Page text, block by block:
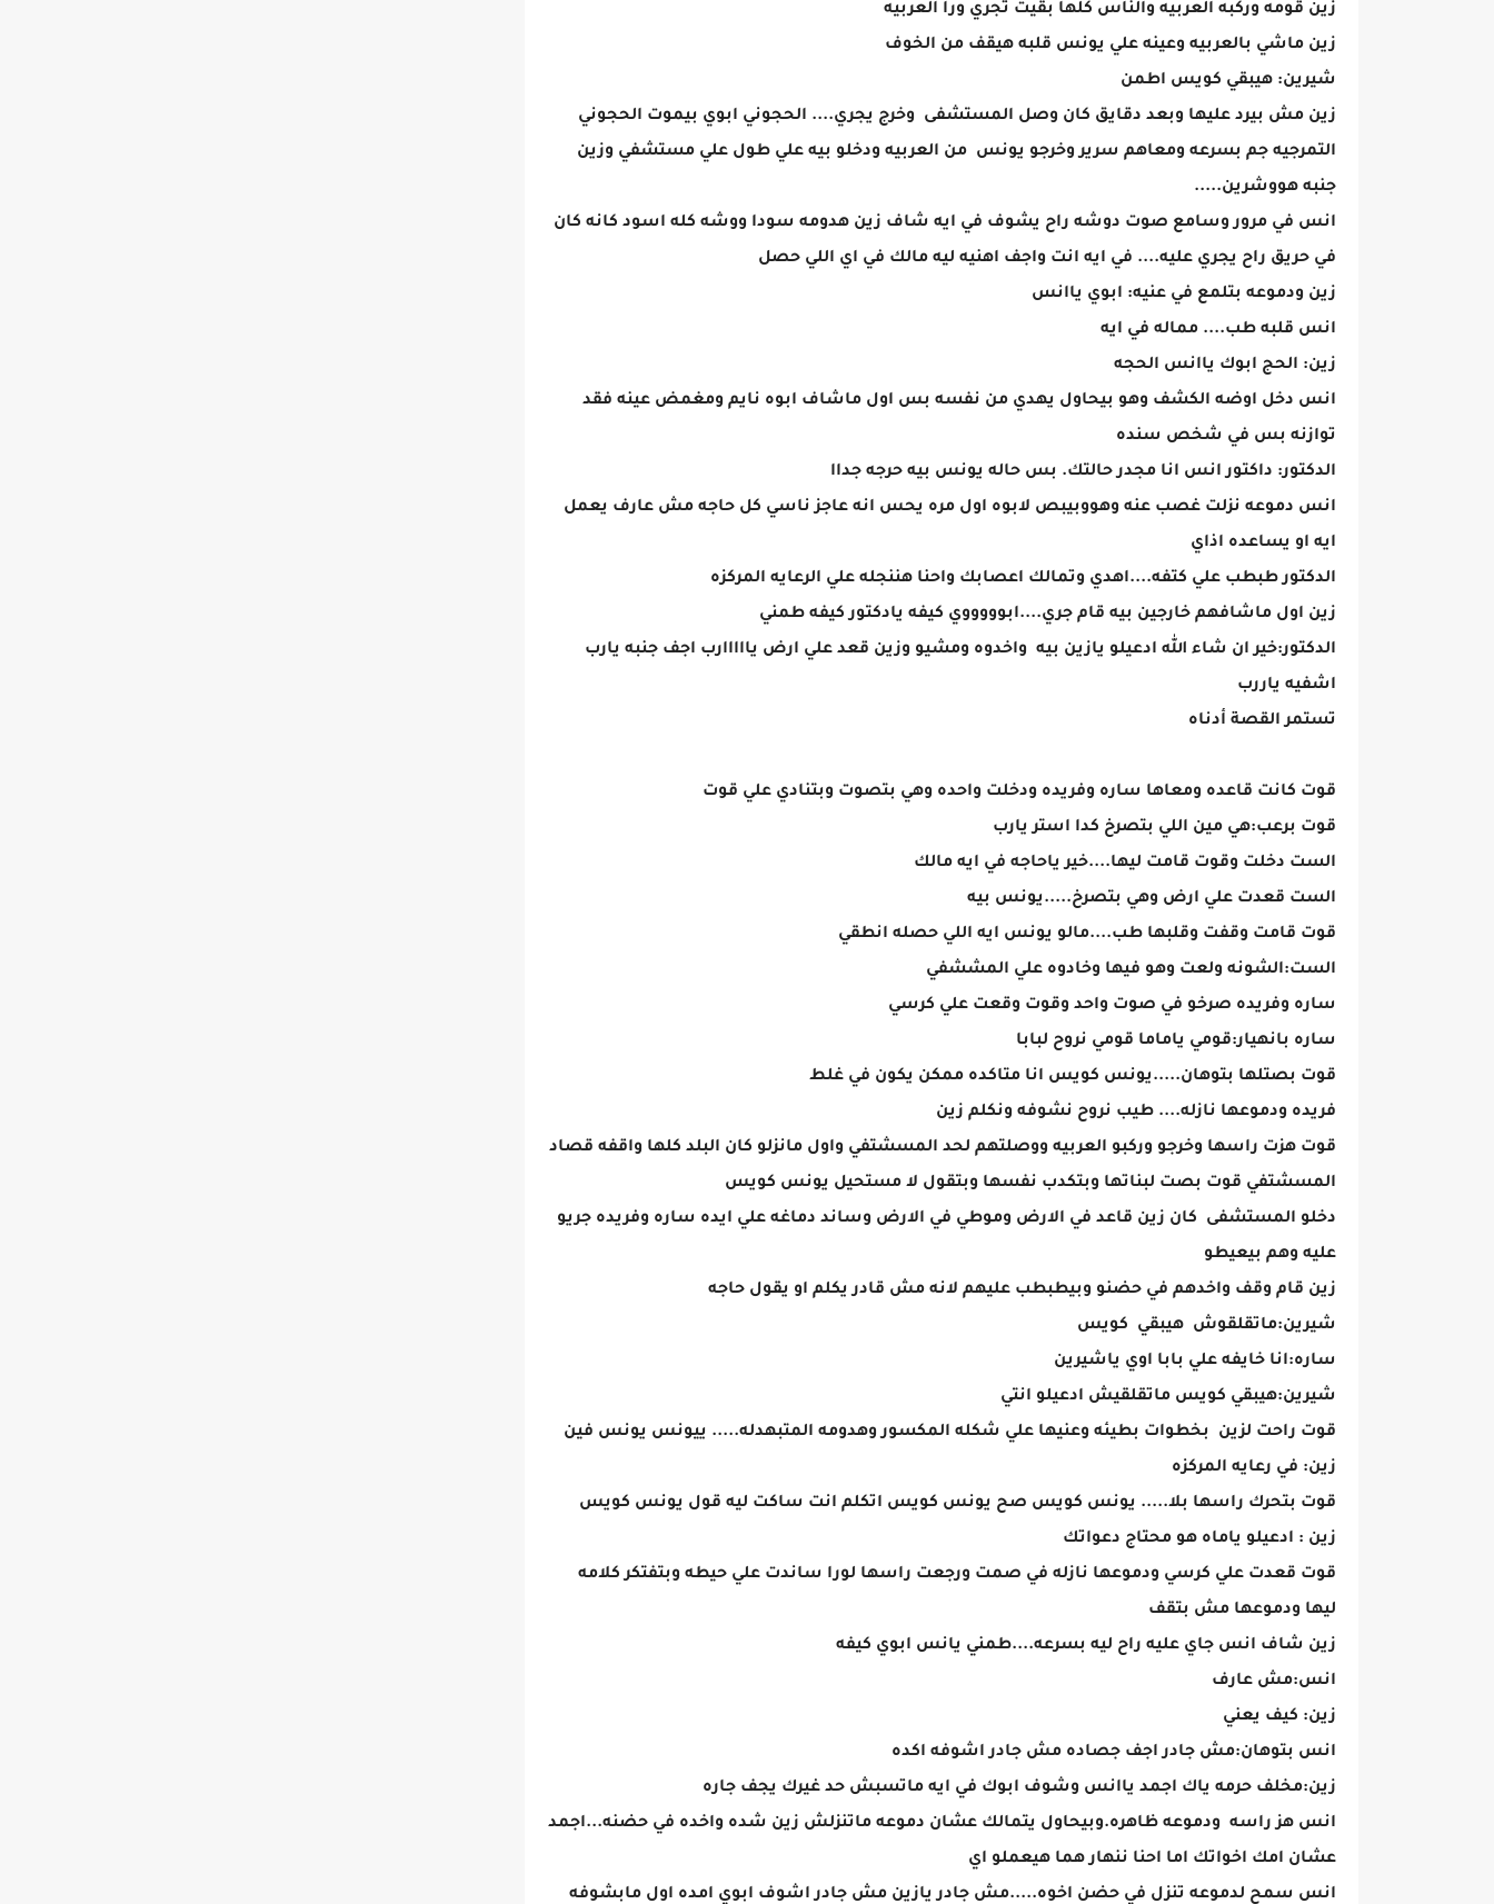
زين قومه وركبه العربيه والناس كلها بقيت تجري ورا العربيه
زين ماشي بالعربيه وعينه علي يونس قلبه هيقف من الخوف
شيرين: هيبقي كويس اطمن
زين مش بيرد عليها وبعد دقايق كان وصل المستشفى وخرج يجري.... الحجوني ابوي بيموت الحجوني
التمرجيه جم بسرعه ومعاهم سرير وخرجو يونس من العربيه ودخلو بيه علي طول علي مستشفي وزين
جنبه هووشرين.....
انس في مرور وسامع صوت دوشه راح يشوف في ايه شاف زين هدومه سودا ووشه كله اسود كانه كان
في حريق راح يجري عليه.... في ايه انت واجف اهنيه ليه مالك في اي اللي حصل
زين ودموعه بتلمع في عنيه: ابوي ياانس
انس قلبه طب.... مماله في ايه
زين: الحج ابوك ياانس الحجه
انس دخل اوضه الكشف وهو بيحاول يهدي من نفسه بس اول ماشاف ابوه نايم ومغمض عينه فقد
توازنه بس في شخص سنده
الدكتور: داكتور انس انا مجدر حالتك. بس حاله يونس بيه حرجه جداا
انس دموعه نزلت غصب عنه وهووبيبص لابوه اول مره يحس انه عاجز ناسي كل حاجه مش عارف يعمل
ايه او يساعده اذاي
الدكتور طبطب علي كتفه....اهدي وتمالك اعصابك واحنا هننجله علي الرعايه المركزه
زين اول ماشافهم خارجين بيه قام جري....ابوووووي كيفه يادكتور كيفه طمني
الدكتور:خير ان شاء الله ادعيلو يازين بيه واخدوه ومشيو وزين قعد علي ارض يااااارب اجف جنبه يارب
اشفيه ياررب
تستمر القصة أدناه
قوت كانت قاعده ومعاها ساره وفريده ودخلت واحده وهي بتصوت وبتنادي علي قوت
قوت برعب:هي مين اللي بتصرخ كدا استر يارب
الست دخلت وقوت قامت ليها....خير ياحاجه في ايه مالك
الست قعدت علي ارض وهي بتصرخ.....يونس بيه
قوت قامت وقفت وقلبها طب....مالو يونس ايه اللي حصله انطقي
الست:الشونه ولعت وهو فيها وخادوه علي المششفي
ساره وفريده صرخو في صوت واحد وقوت وقعت علي كرسي
ساره بانهيار:قومي ياماما قومي نروح لبابا
قوت بصتلها بتوهان.....يونس كويس انا متاكده ممكن يكون في غلط
فريده ودموعها نازله.... طيب نروح نشوفه ونكلم زين
قوت هزت راسها وخرجو وركبو العربيه ووصلتهم لحد المسشتفي واول مانزلو كان البلد كلها واقفه قصاد
المسشتفي قوت بصت لبناتها وبتكدب نفسها وبتقول لا مستحيل يونس كويس
دخلو المستشفى كان زين قاعد في الارض وموطي في الارض وساند دماغه علي ايده ساره وفريده جريو
عليه وهم بيعيطو
زين قام وقف واخدهم في حضنو وبيطبطب عليهم لانه مش قادر يكلم او يقول حاجه
شيرين:ماتقلقوش هيبقي كويس
ساره:انا خايفه علي بابا اوي ياشيرين
شيرين:هيبقي كويس ماتقلقيش ادعيلو انتي
قوت راحت لزين بخطوات بطيئه وعنيها علي شكله المكسور وهدومه المتبهدله..... ييونس يونس فين
زين: في رعايه المركزه
قوت بتحرك راسها بلا..... يونس كويس صح يونس كويس اتكلم انت ساكت ليه قول يونس كويس
زين : ادعيلو ياماه هو محتاج دعواتك
قوت قعدت علي كرسي ودموعها نازله في صمت ورجعت راسها لورا ساندت علي حيطه وبتفتكر كلامه
ليها ودموعها مش بتقف
زين شاف انس جاي عليه راح ليه بسرعه....طمني يانس ابوي كيفه
انس:مش عارف
زين: كيف يعني
انس بتوهان:مش جادر اجف جصاده مش جادر اشوفه اكده
زين:مخلف حرمه ياك اجمد ياانس وشوف ابوك في ايه ماتسبش حد غيرك يجف جاره
انس هز راسه ودموعه ظاهره.وبيحاول يتمالك عشان دموعه ماتنزلش زين شده واخده في حضنه...اجمد
عشان امك اخواتك اما احنا ننهار هما هيعملو اي
انس سمح لدموعه تنزل في حضن اخوه.....مش جادر يازين مش جادر اشوف ابوي امده اول مابشوفه